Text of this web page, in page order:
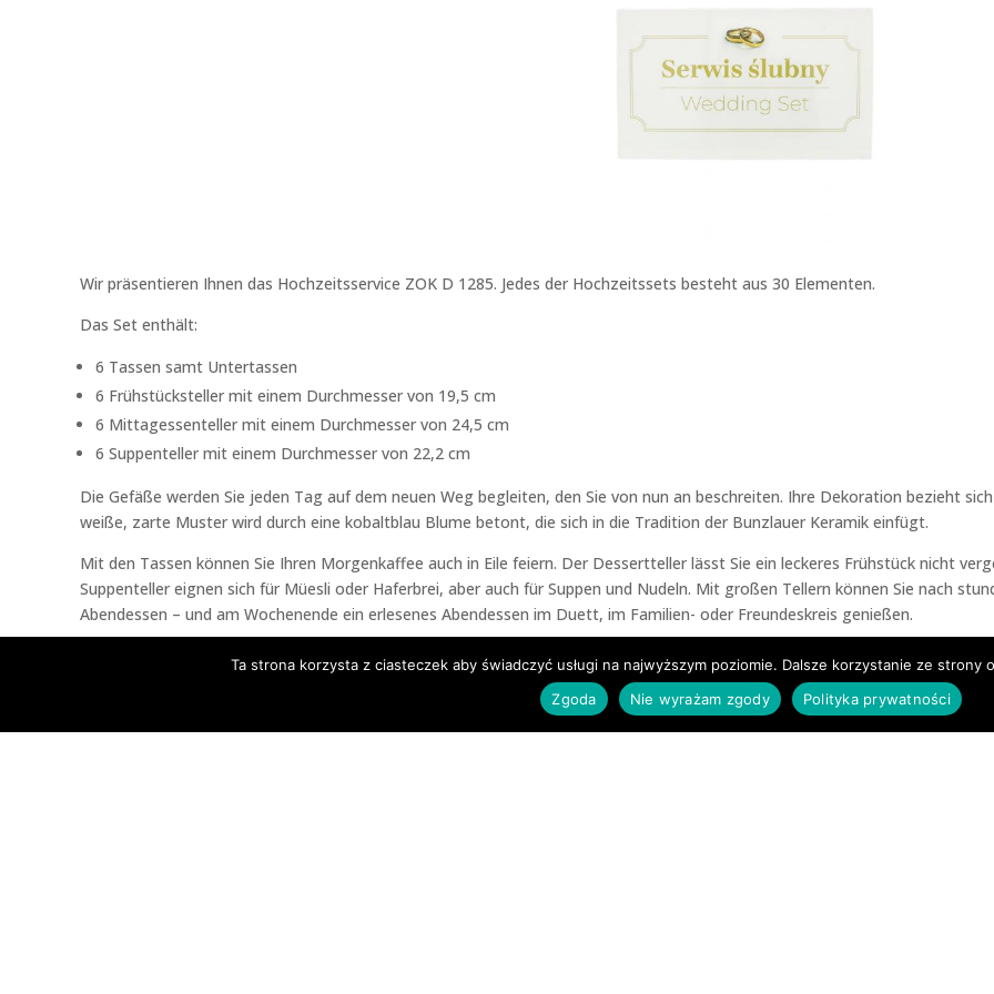
Wir präsentieren Ihnen das Hochzeitsservice ZOK D 1285. Jedes der Hochzeitssets besteht aus 30 Elementen.
Das Set enthält:
6 Tassen samt Untertassen
6 Frühstücksteller mit einem Durchmesser von 19,5 cm
6 Mittagessenteller mit einem Durchmesser von 24,5 cm
6 Suppenteller mit einem Durchmesser von 22,2 cm
Die Gefäße werden Sie jeden Tag auf dem neuen Weg begleiten, den Sie von nun an beschreiten. Ihre Dekoration bezieht
weiße, zarte Muster wird durch eine kobaltblau Blume betont, die sich in die Tradition der Bunzlauer Keramik einfügt.
Mit den Tassen können Sie Ihren Morgenkaffee auch in Eile feiern. Der Dessertteller lässt Sie ein leckeres Frühstück nicht
Suppenteller eignen sich für Müesli oder Haferbrei, aber auch für Suppen und Nudeln. Mit großen Tellern können Sie nach
Abendessen – und am Wochenende ein erlesenes Abendessen im Duett, im Familien- oder Freundeskreis genießen.
Ta strona korzysta z ciasteczek aby świadczyć usługi na najwyższym poziomie. Dalsze korzystanie ze strony
Zgoda
Nie wyrażam zgody Polityka prywatności